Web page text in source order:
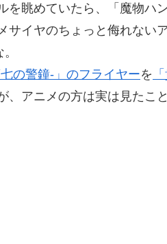
を眺めていたら、「魔物ハ
サイヤのちょっと侮れない
の警鐘-」のフライヤーを
、アニメの方は実は見たこ